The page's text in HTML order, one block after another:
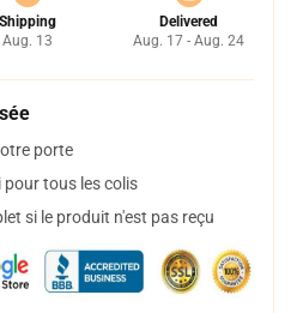
Shipping
Aug. 13
Delivered
Aug. 17 - Aug. 24
porte
tous les colis
si le produit n'est pas reçu